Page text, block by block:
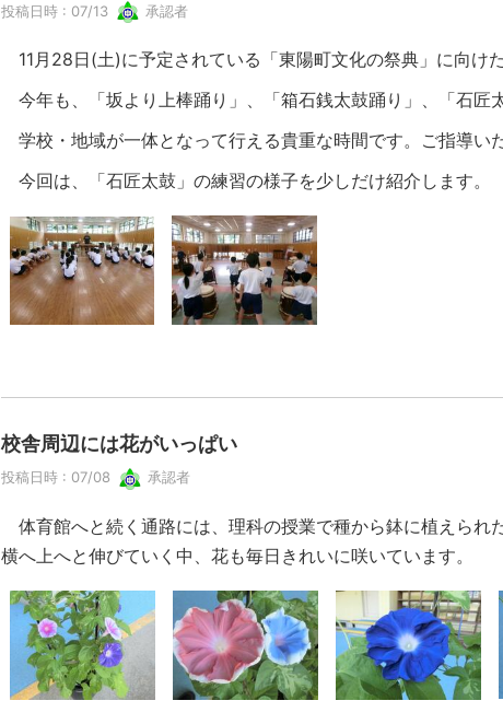
投稿日時 : 07/13 承認者
11月28日(土)に予定されている「東陽町文化の祭典」に向け
今年も、「坂より上棒踊り」、「箱石銭太鼓踊り」、「石匠
学校・地域が一体となって行える貴重な時間です。ご指導い
今回は、「石匠太鼓」の練習の様子を少しだけ紹介します。
校舎周辺には花がいっぱい
投稿日時 : 07/08 承認者
体育館へと続く通路には、理科の授業で種から鉢に植えられ
横へ上へと伸びていく中、花も毎日きれいに咲いています。